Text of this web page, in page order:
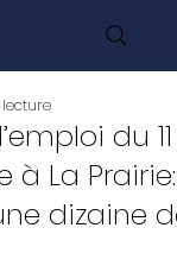
du 11
à La
dizaine
lecture